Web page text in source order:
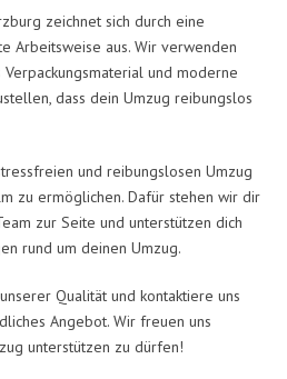
zeichnet sich durch eine
Arbeitsweise aus. Wir verwenden
und moderne
dass dein Umzug reibungslos
und reibungslosen Umzug
zu ermöglichen. Dafür stehen wir dir
zur Seite und unterstützen dich
rund um deinen Umzug.
Qualität und kontaktiere uns
Angebot. Wir freuen uns
unterstützen zu dürfen!